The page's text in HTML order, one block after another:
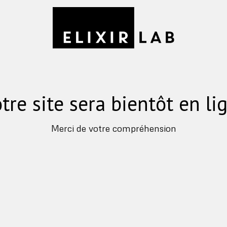
site sera bientôt en
Merci de votre compréhension